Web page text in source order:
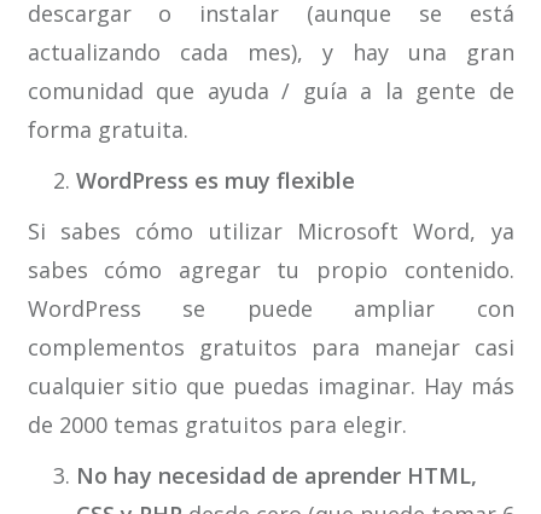
descargar o instalar (aunque se está
actualizando cada mes), y hay una gran
comunidad que ayuda / guía a la gente de
forma gratuita.
WordPress es muy flexible
Si sabes cómo utilizar Microsoft Word, ya
sabes cómo agregar tu propio contenido.
WordPress se puede ampliar con
complementos gratuitos para manejar casi
cualquier sitio que puedas imaginar. Hay más
de 2000 temas gratuitos para elegir.
No hay necesidad de aprender HTML,